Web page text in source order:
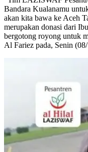
Bandara Kualanamu
akan kita bawa ke Aceh
merupakan donasi dari
bergotong royong untuk
Al Fariez pada, Senin